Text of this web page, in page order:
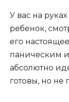
У вас на
ребенок,
его
паническим
абсолютно
готовы, но не